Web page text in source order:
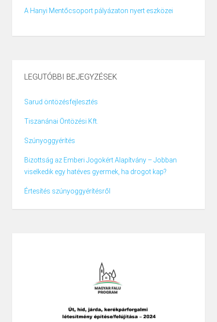
A Hanyi Mentőcsoport pályázaton nyert eszközei
LEGUTÓBBI BEJEGYZÉSEK
Sarud öntözésfejlesztés
Tiszanánai Öntözési Kft.
Szúnyoggyérítés
Bizottság az Emberi Jogokért Alapítvány – Jobban
viselkedik egy hatéves gyermek, ha drogot kap?
Értesítés szúnyoggyérítésről